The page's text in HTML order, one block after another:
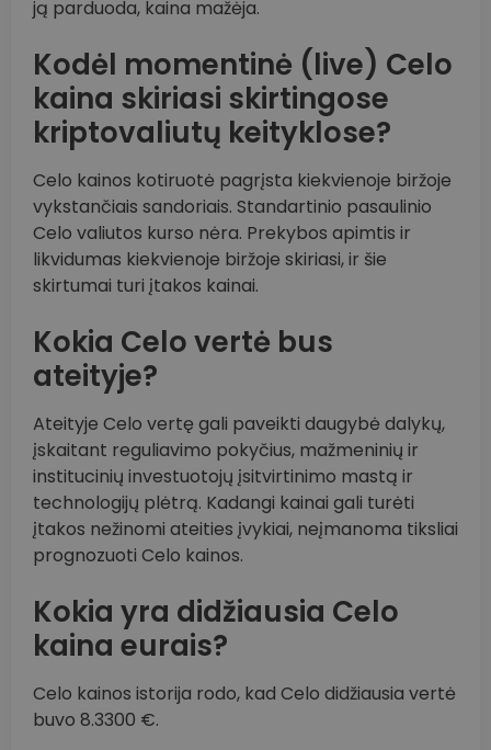
ją parduoda, kaina mažėja.
Kodėl momentinė (live) Celo
kaina skiriasi skirtingose
kriptovaliutų keityklose?
Celo kainos kotiruotė pagrįsta kiekvienoje biržoje
vykstančiais sandoriais. Standartinio pasaulinio
Celo valiutos kurso nėra. Prekybos apimtis ir
likvidumas kiekvienoje biržoje skiriasi, ir šie
skirtumai turi įtakos kainai.
Kokia Celo vertė bus
ateityje?
Ateityje Celo vertę gali paveikti daugybė dalykų,
įskaitant reguliavimo pokyčius, mažmeninių ir
institucinių investuotojų įsitvirtinimo mastą ir
technologijų plėtrą. Kadangi kainai gali turėti
įtakos nežinomi ateities įvykiai, neįmanoma tiksliai
prognozuoti Celo kainos.
Kokia yra didžiausia Celo
kaina eurais?
Celo kainos istorija rodo, kad Celo didžiausia vertė
buvo 8.3300 €.